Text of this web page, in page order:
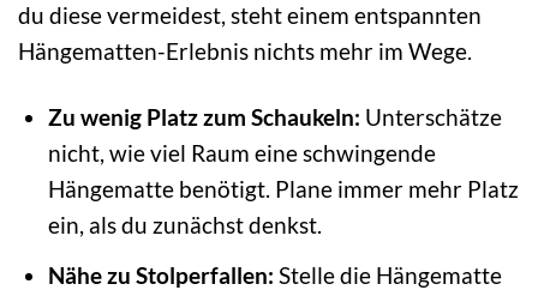
du diese vermeidest, steht einem entspannten
Hängematten-Erlebnis nichts mehr im Wege.
Zu wenig Platz zum Schaukeln: Unterschätze
nicht, wie viel Raum eine schwingende
Hängematte benötigt. Plane immer mehr Platz
ein, als du zunächst denkst.
Nähe zu Stolperfallen: Stelle die Hängematte